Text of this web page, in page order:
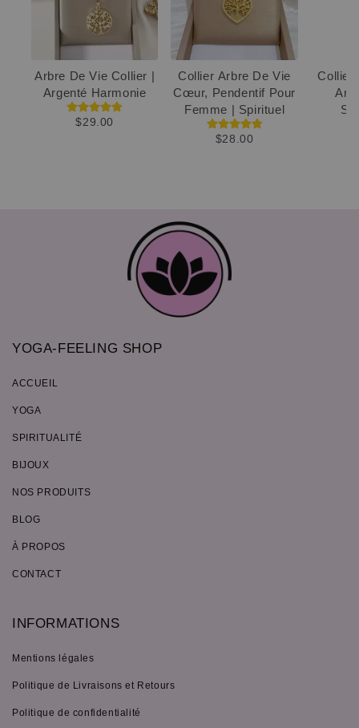
Arbre De Vie Collier |
Argenté Harmonie
$29.00
Collier Arbre De Vie
Cœur, Pendentif Pour
Femme | Spirituel
$28.00
Collier
YOGA-FEELING SHOP
ACCUEIL
YOGA
SPIRITUALITÉ
BIJOUX
NOS PRODUITS
BLOG
À PROPOS
CONTACT
INFORMATIONS
Mentions légales
Politique de Livraisons et Retours
Politique de confidentialité